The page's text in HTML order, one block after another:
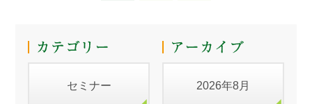
セミナー 2026年8月